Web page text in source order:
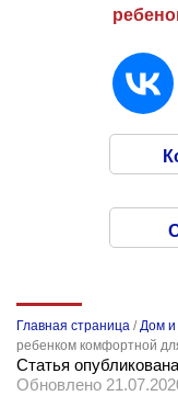
Главная страница /Дом и
ребенком комфортной
Статья
Обновлено